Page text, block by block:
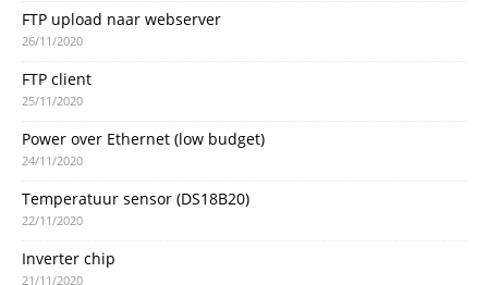
FTP upload naar webserver
26/11/2020
FTP client
25/11/2020
Power over Ethernet (low budget)
24/11/2020
Temperatuur sensor (DS18B20)
22/11/2020
Inverter chip
21/11/2020